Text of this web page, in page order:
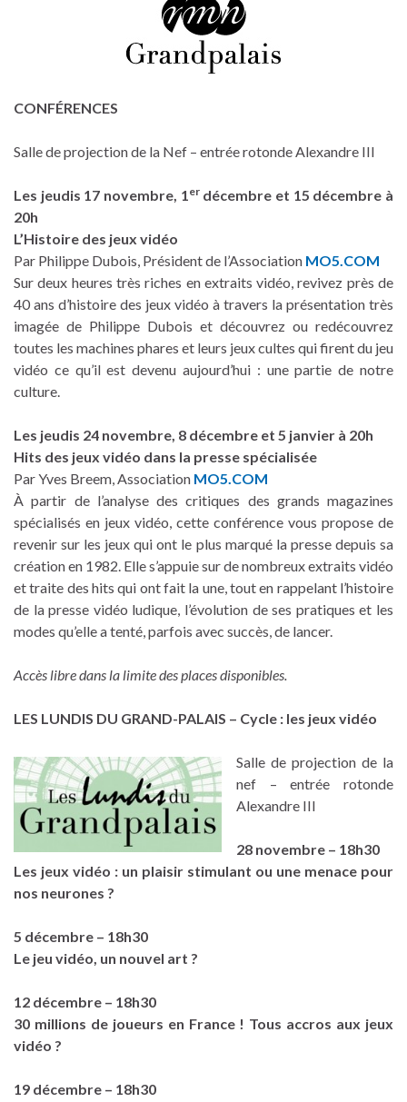
CONFÉRENCES
Salle de projection de la Nef – entrée rotonde Alexandre III
Les jeudis 17 novembre, 1erdécembre et 15 décembre à
20h
L’Histoire des jeux vidéo
Par Philippe Dubois, Président de l’Association MO5.COM
Sur deux heures très riches en extraits vidéo, revivez près de
40 ans d’histoire des jeux vidéo à travers la présentation très
imagée de Philippe Dubois et découvrez ou redécouvrez
toutes les machines phares et leurs jeux cultes qui firent du jeu
vidéo ce qu’il est devenu aujourd’hui : une partie de notre
culture.
Les jeudis 24 novembre, 8 décembre et 5 janvier à 20h
Hits des jeux vidéo dans la presse spécialisée
Par Yves Breem, Association MO5.COM
À partir de l’analyse des critiques des grands magazines
spécialisés en jeux vidéo, cette conférence vous propose de
revenir sur les jeux qui ont le plus marqué la presse depuis sa
création en 1982. Elle s’appuie sur de nombreux extraits vidéo
et traite des hits qui ont fait la une, tout en rappelant l’histoire
de la presse vidéo ludique, l’évolution de ses pratiques et les
modes qu’elle a tenté, parfois avec succès, de lancer.
Accès libre dans la limite des places disponibles.
LES LUNDIS DU GRAND-PALAIS – Cycle : les jeux vidéo
Salle de projection de la
nef – entrée rotonde
Alexandre III
28 novembre – 18h30
Les jeux vidéo : un plaisir stimulant ou une menace pour
nos neurones ?
5 décembre – 18h30
Le jeu vidéo, un nouvel art ?
12 décembre – 18h30
30 millions de joueurs en France ! Tous accros aux jeux
vidéo ?
19 décembre – 18h30